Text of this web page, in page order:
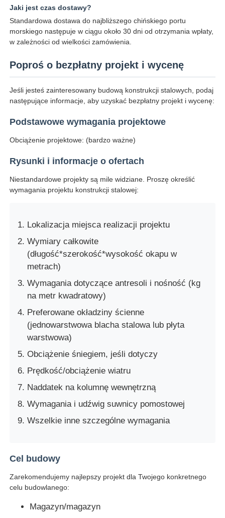
Jaki jest czas dostawy?
Standardowa dostawa do najbliższego chińskiego portu
morskiego następuje w ciągu około 30 dni od otrzymania wpłaty,
w zależności od wielkości zamówienia.
Poproś o bezpłatny projekt i wycenę
Jeśli jesteś zainteresowany budową konstrukcji stalowych, podaj
następujące informacje, aby uzyskać bezpłatny projekt i wycenę:
Podstawowe wymagania projektowe
Obciążenie projektowe: (bardzo ważne)
Rysunki i informacje o ofertach
Niestandardowe projekty są mile widziane. Proszę określić
wymagania projektu konstrukcji stalowej:
Lokalizacja miejsca realizacji projektu
Wymiary całkowite
(długość*szerokość*wysokość okapu w
metrach)
Wymagania dotyczące antresoli i nośność (kg
na metr kwadratowy)
Preferowane okładziny ścienne
(jednowarstwowa blacha stalowa lub płyta
warstwowa)
Obciążenie śniegiem, jeśli dotyczy
Prędkość/obciążenie wiatru
Naddatek na kolumnę wewnętrzną
Wymagania i udźwig suwnicy pomostowej
Wszelkie inne szczególne wymagania
Cel budowy
Zarekomendujemy najlepszy projekt dla Twojego konkretnego
celu budowlanego:
Magazyn/magazyn